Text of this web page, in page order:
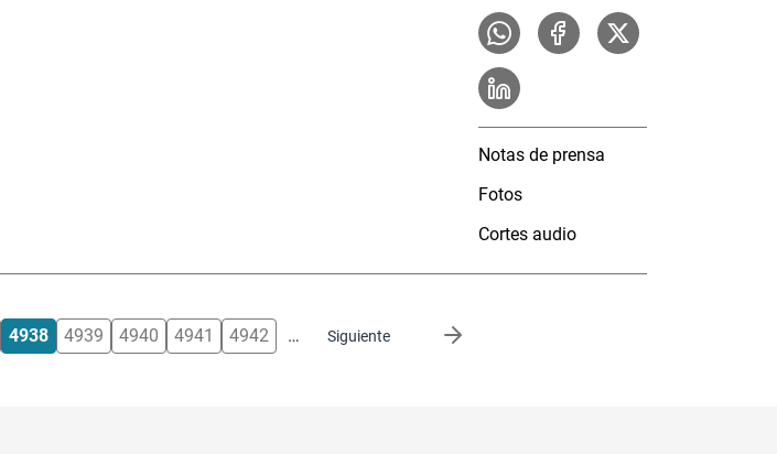
Notas de prensa
Fotos
Cortes audio
4938 4939 4940 4941 4942 … Siguiente
Siguiente página